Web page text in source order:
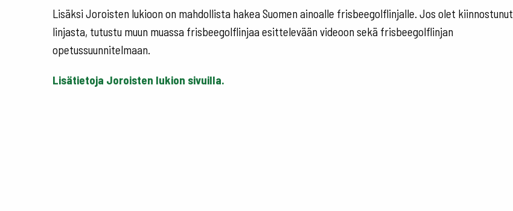
Lisäksi Joroisten lukioon on mahdollista hakea Suomen ainoalle frisbeegolflinjalle. Jos olet kiinnostunut
linjasta, tutustu muun muassa frisbeegolflinjaa esittelevään videoon sekä frisbeegolflinjan
opetussuunnitelmaan.
Lisätietoja Joroisten lukion sivuilla.